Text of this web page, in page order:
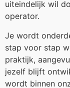
uiteindelijk wil
operator.
Je wordt
stap voor stap
praktijk,
jezelf blijft
wordt binnen